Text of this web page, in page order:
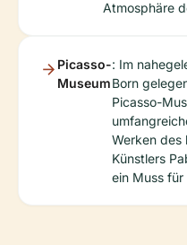
Atmosphäre
Picasso-
Museum
: Im
Born
Picasso-
Werken des
Künstlers
ein Muss